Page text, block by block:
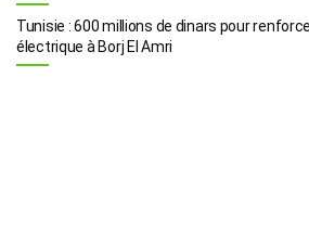
Tunisie : 600 millions de dinars pour
électrique à Borj El Amri